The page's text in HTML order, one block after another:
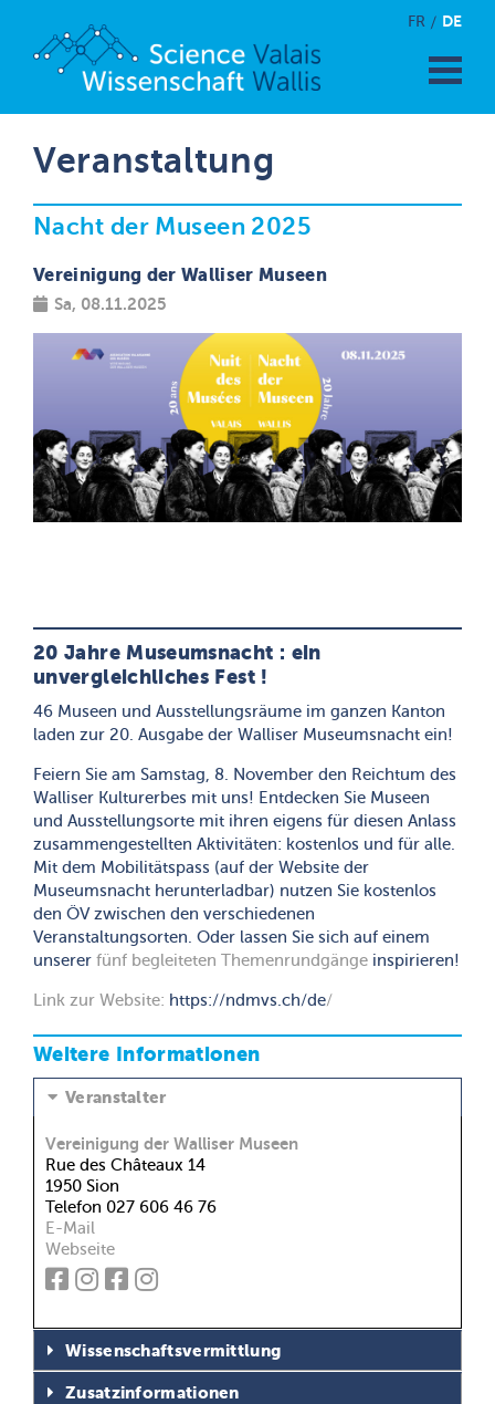
FR DE
Veranstaltung
Nacht der Museen 2025
Vereinigung der Walliser Museen
Sa, 08.11.2025
20 Jahre Museumsnacht : ein
unvergleichliches Fest !
46 Museen und Ausstellungsräume im ganzen Kanton
laden zur 20. Ausgabe der Walliser Museumsnacht ein!
Feiern Sie am Samstag, 8. November den Reichtum des
Walliser Kulturerbes mit uns! Entdecken Sie Museen
und Ausstellungsorte mit ihren eigens für diesen Anlass
zusammengestellten Aktivitäten: kostenlos und für alle.
Mit dem Mobilitätspass (auf der Website der
Museumsnacht herunterladbar) nutzen Sie kostenlos
den ÖV zwischen den verschiedenen
Veranstaltungsorten. Oder lassen Sie sich auf einem
unserer fünf begleiteten Themenrundgänge inspirieren!
Link zur Website: https://ndmvs.ch/de/
Weitere Informationen
Veranstalter
Vereinigung der Walliser Museen
Rue des Châteaux 14
1950 Sion
Telefon 027 606 46 76
E-Mail
Webseite
Wissenschaftsvermittlung
Zusatzinformationen